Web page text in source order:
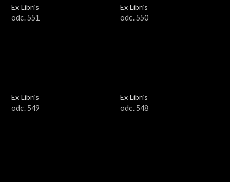
Ex Libris
odc. 551
Ex Libris
odc. 550
Ex Libris
odc. 549
Ex Libris
odc. 548